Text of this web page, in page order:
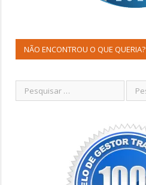
NÃO ENCONTROU O QUE QUERIA?